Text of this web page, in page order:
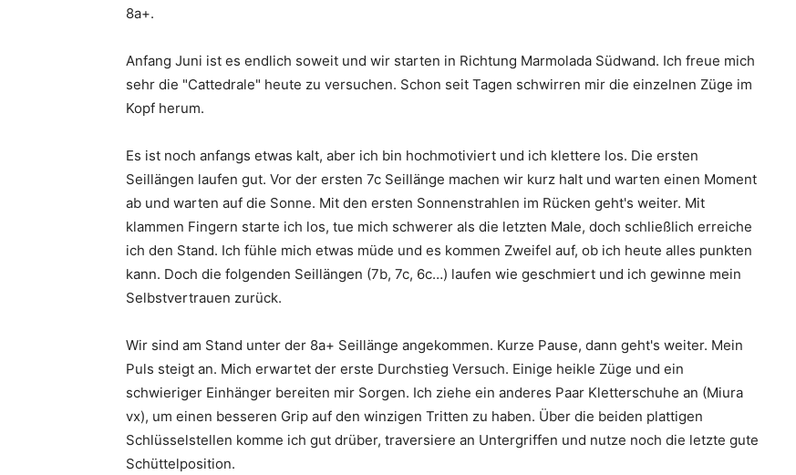
8a+.
Anfang Juni ist es endlich soweit und wir starten in Richtung Marmolada Südwand. Ich freue mich
sehr die "Cattedrale" heute zu versuchen. Schon seit Tagen schwirren mir die einzelnen Züge im
Kopf herum.
Es ist noch anfangs etwas kalt, aber ich bin hochmotiviert und ich klettere los. Die ersten
Seillängen laufen gut. Vor der ersten 7c Seillänge machen wir kurz halt und warten einen Moment
ab und warten auf die Sonne. Mit den ersten Sonnenstrahlen im Rücken geht's weiter. Mit
klammen Fingern starte ich los, tue mich schwerer als die letzten Male, doch schließlich erreiche
ich den Stand. Ich fühle mich etwas müde und es kommen Zweifel auf, ob ich heute alles punkten
kann. Doch die folgenden Seillängen (7b, 7c, 6c…) laufen wie geschmiert und ich gewinne mein
Selbstvertrauen zurück.
Wir sind am Stand unter der 8a+ Seillänge angekommen. Kurze Pause, dann geht's weiter. Mein
Puls steigt an. Mich erwartet der erste Durchstieg Versuch. Einige heikle Züge und ein
schwieriger Einhänger bereiten mir Sorgen. Ich ziehe ein anderes Paar Kletterschuhe an (Miura
vx), um einen besseren Grip auf den winzigen Tritten zu haben. Über die beiden plattigen
Schlüsselstellen komme ich gut drüber, traversiere an Untergriffen und nutze noch die letzte gute
Schüttelposition.